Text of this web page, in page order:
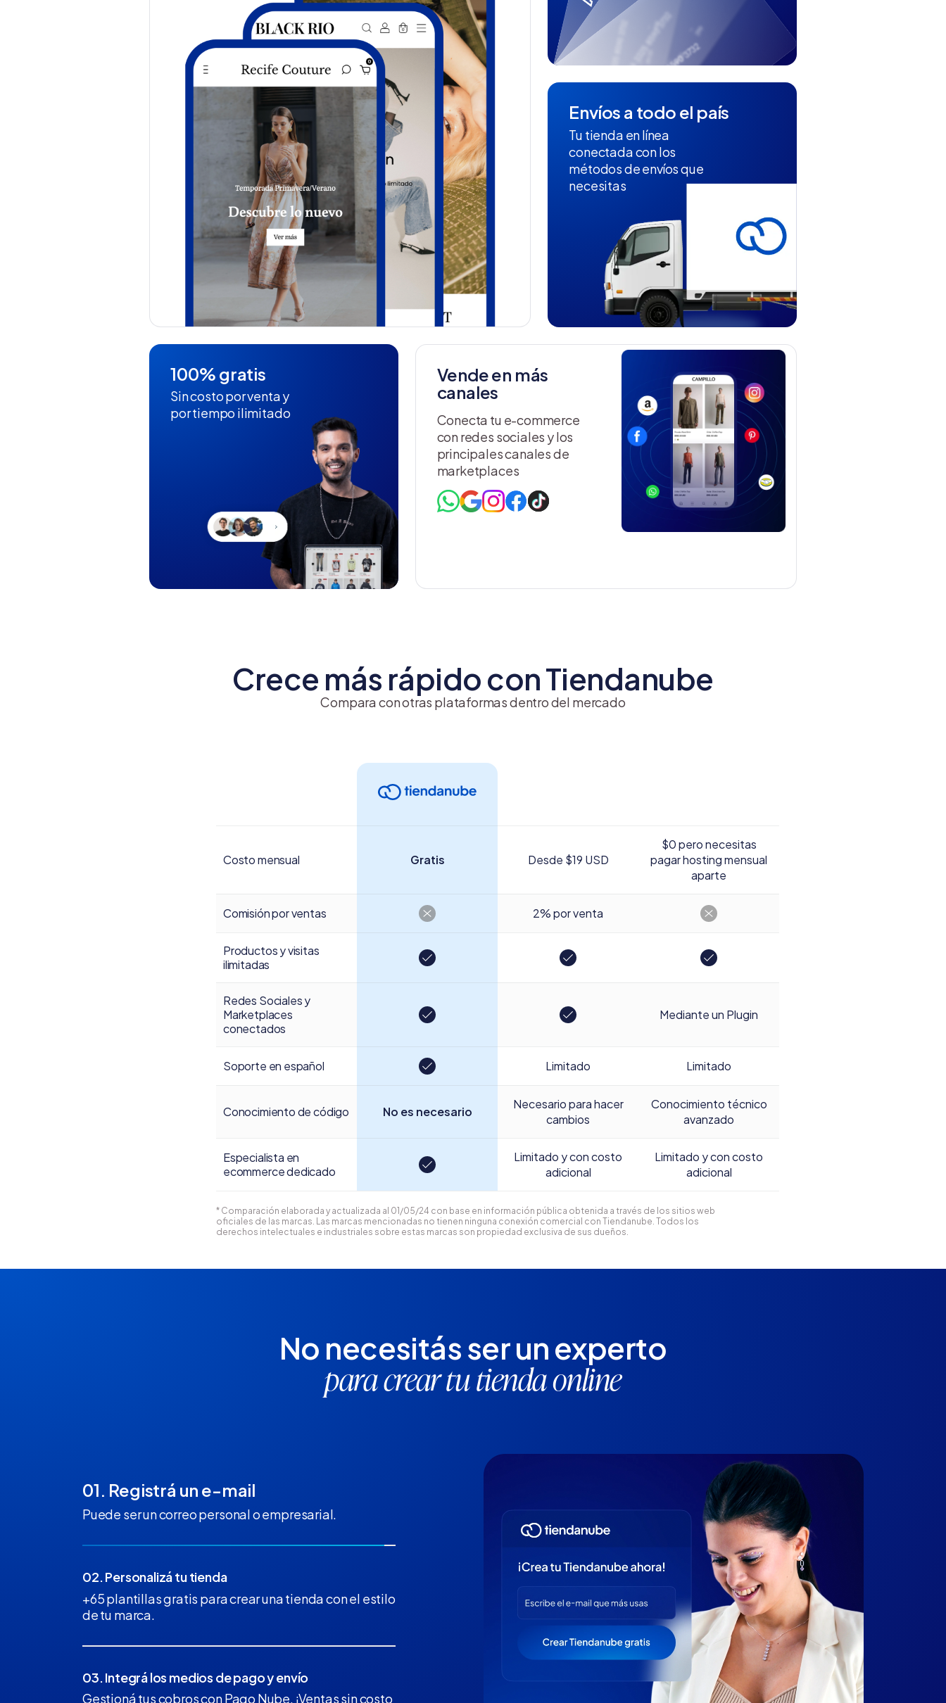
Envíos a todo el país
Tu tienda en línea
conectada con los
métodos de envíos que
necesitas
100% gratis
Sin costo por venta y
por tiempo ilimitado
Vende en más
canales
Conecta tu e-commerce
con redes sociales y los
principales canales de
marketplaces
Crece más rápido con Tiendanube
Compara con otras plataformas dentro del mercado
Costo mensual Gratis Desde $19 USD
$0 pero necesitas
pagar hosting mensual
aparte
Comisión por ventas 2% por venta
Productos y visitas
ilimitadas
Redes Sociales y
Marketplaces
conectados
Mediante un Plugin
Soporte en español Limitado Limitado
Conocimiento de código No es necesario
Necesario para hacer
cambios
Conocimiento técnico
avanzado
Especialista en
ecommerce dedicado
Limitado y con costo
adicional
Limitado y con costo
adicional
* Comparación elaborada y actualizada al 01/05/24 con base en información pública obtenida a través de los sitios web
oficiales de las marcas. Las marcas mencionadas no tienen ninguna conexión comercial con Tiendanube. Todos los
derechos intelectuales e industriales sobre estas marcas son propiedad exclusiva de sus dueños.
No necesitás ser un experto
para crear tu tienda online
01. Registrá un e-mail
Puede ser un correo personal o empresarial.
02. Personalizá tu tienda
+65 plantillas gratis para crear una tienda con el estilo
de tu marca.
03. Integrá los medios de pago y envío
Gestioná tus cobros con Pago Nube. ¡Ventas sin costo